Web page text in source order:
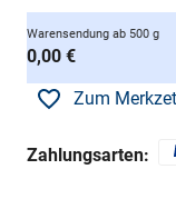
Warensendung ab 500 g
0,00 €
Zum
Zahlungsarten: